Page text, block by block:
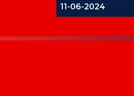
11-06-2024